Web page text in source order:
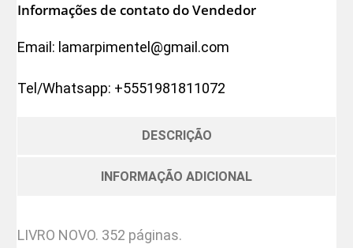
Informações de contato do Vendedor
Email: lamarpimentel@gmail.com
Tel/Whatsapp: +5551981811072
DESCRIÇÃO
INFORMAÇÃO ADICIONAL
LIVRO NOVO. 352 páginas.